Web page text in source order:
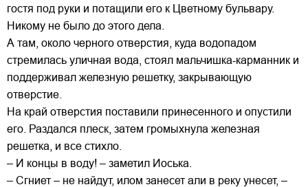
гостя под руки и потащили его к Цветному бульвару.
Никому не было до этого дела.
А там, около черного отверстия, куда водопадом
стремилась уличная вода, стоял мальчишка-карманник и
поддерживал железную решетку, закрывающую
отверстие.
На край отверстия поставили принесенного и опустили
его. Раздался плеск, затем громыхнула железная
решетка, и все стихло.
– И концы в воду! – заметил Иоська.
– Сгниет – не найдут, илом занесет али в реку унесет, –